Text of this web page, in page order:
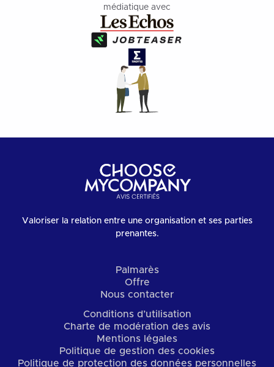
médiatique avec
Valoriser la relation entre une organisation et ses parties
prenantes.
Palmarès
Offre
Nous contacter
Conditions d’utilisation
Charte de modération des avis
Mentions légales
Politique de gestion des cookies
Politique de protection des données personnelles